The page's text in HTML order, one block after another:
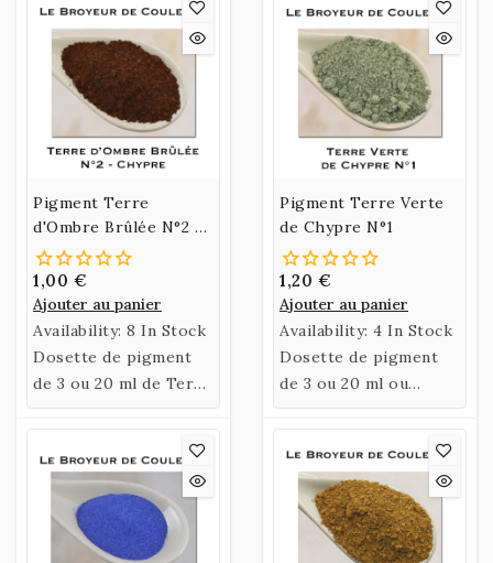
Pigment Terre
d'Ombre Brûlée N°2 -
Chypre
1,00 €
Ajouter au panier
Availability: 8 In Stock
Dosette de pigment
de 3 ou 20 ml de Terre
d'Ombre Brûlée
Chypre 2.
Pigment Terre Verte
de Chypre N°1
1,20 €
Ajouter au panier
Availability: 4 In Stock
Dosette de pigment
de 3 ou 20 ml ou
sachet de 60 gr de
Terre Verte de
Chypre.